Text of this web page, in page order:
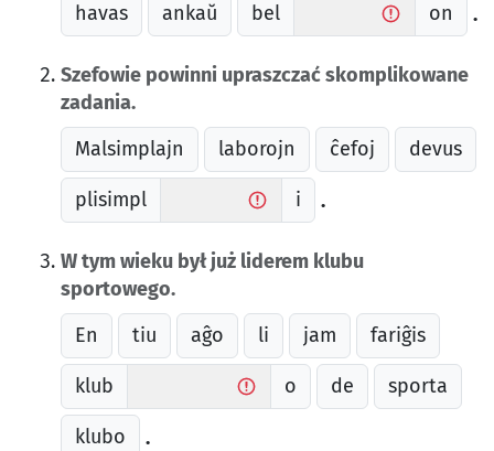
havas ankaŭ bel on .
Szefowie powinni upraszczać skomplikowane
zadania.
Malsimplajn
laborojn ĉefoj devus
plisimpl i .
W tym wieku był już liderem klubu
sportowego.
En
tiu aĝo li jam fariĝis
klub o de sporta
klubo .